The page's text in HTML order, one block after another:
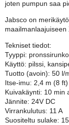
joten pumpun saa
Jabsco on
maailmanlaajuiseen
Tekniset tiedot:
Tyyppi:
Käyttö: pilssi,
Tuotto (avoin): 50 l/
Itse-imu: 2,4 m (8 ft)
Kuivakäynti: 10 min
Jännite: 24V DC
Virrankulutus: 11 A
Suositeltu sulake: